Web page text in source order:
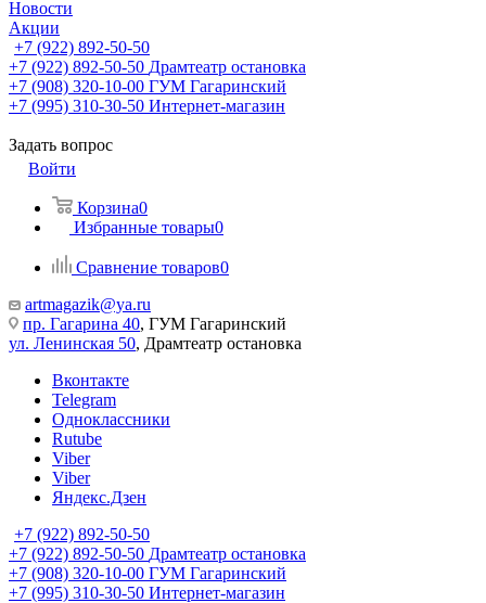
Новости
Акции
+7 (922) 892-50-50
+7 (922) 892-50-50 Драмтеатр остановка
+7 (908) 320-10-00 ГУМ Гагаринский
+7 (995) 310-30-50 Интернет-магазин
Задать вопрос
Войти
Корзина0
Избранные товары0
Сравнение товаров0
artmagazik@ya.ru
пр. Гагарина 40, ГУМ Гагаринский
ул. Ленинская 50, Драмтеатр остановка
Вконтакте
Telegram
Одноклассники
Rutube
Viber
Viber
Яндекс.Дзен
+7 (922) 892-50-50
+7 (922) 892-50-50 Драмтеатр остановка
+7 (908) 320-10-00 ГУМ Гагаринский
+7 (995) 310-30-50 Интернет-магазин